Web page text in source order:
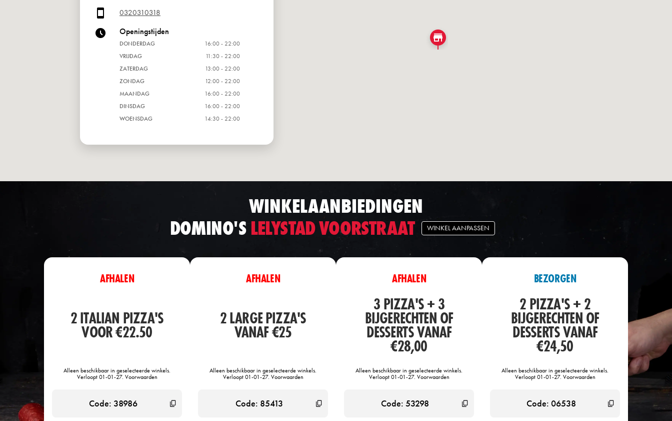
0320310318
Openingstijden
DONDERDAG
16:00 - 22:00
VRIJDAG
11:30 - 22:00
ZATERDAG
13:00 - 22:00
ZONDAG
12:00 - 22:00
MAANDAG
16:00 - 22:00
DINSDAG
16:00 - 22:00
WOENSDAG
14:30 - 22:00
WINKELAANBIEDINGEN
DOMINO'S LELYSTAD VOORSTRAAT WINKEL AANPASSEN
AFHALEN
2 ITALIAN PIZZA'S
VOOR €22.50
Alleen beschikbaar in geselecteerde winkels.
Verloopt 01-01-27. Voorwaarden
AFHALEN
2 LARGE PIZZA'S
VANAF €25
Alleen beschikbaar in geselecteerde winkels.
Verloopt 01-01-27. Voorwaarden
AFHALEN
3 PIZZA'S + 3
BIJGERECHTEN OF
DESSERTS VANAF
€28,00
Alleen beschikbaar in geselecteerde winkels.
Verloopt 01-01-27. Voorwaarden
BEZORGEN
2 PIZZA'S + 2
BIJGERECHTEN OF
DESSERTS VANAF
€24,50
Alleen beschikbaar in geselecteerde winkels.
Verloopt 01-01-27. Voorwaarden